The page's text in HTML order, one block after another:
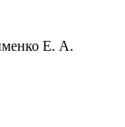
Е. А.